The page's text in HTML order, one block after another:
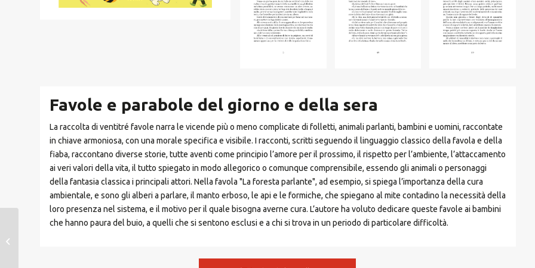
Favole e parabole del giorno e della sera
La raccolta di ventitré favole narra le vicende più o meno complicate di folletti, animali parlanti, bambini e uomini, raccontate
in chiave armoniosa, con una morale specifica e visibile. I racconti, scritti seguendo il linguaggio classico della favola e della
fiaba, raccontano diverse storie, tutte aventi come principio l’amore per il prossimo, il rispetto per l’ambiente, l’attaccamento
ai veri valori della vita, il tutto spiegato in modo allegorico o comunque comprensibile, essendo gli animali o personaggi
della fantasia classica i principali attori. Nella favola "La foresta parlante", ad esempio, si spiega l’importanza della cura
ambientale, e sono gli alberi a parlare, il manto erboso, le api e le formiche, che spiegano al mite contadino la necessità della
loro presenza nel sistema, e il motivo per il quale bisogna averne cura. L’autore ha voluto dedicare queste favole ai bambini
che hanno paura del buio, a quelli che si sentono esclusi e a chi si trova in un periodo di particolare difficoltà.